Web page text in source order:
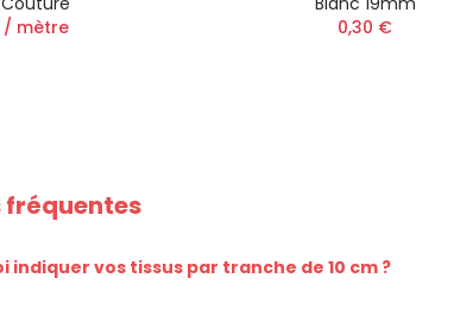
/ mètre
0,30 €
fréquentes
indiquer vos tissus par tranche de 10 cm ?